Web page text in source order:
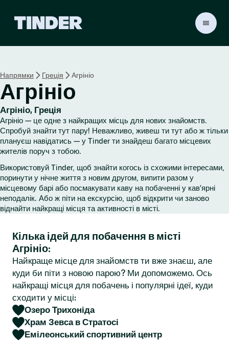
н
о
р
і
а
T
i
n
r
Напрямки Греція Агрініо
Агрініо
Агрініо, Греція
Агрініо — це одне з найкращих місць для нових знайомств.
Спробуй знайти тут пару! Неважливо, живеш ти тут або ж тільки
плануєш навідатись — у Tinder ти знайдеш багато місцевих
жителів поруч з тобою.
Використовуй Tinder, щоб знайти когось із схожими інтересами,
поринути у нічне життя з новим другом, випити разом у
місцевому барі або посмакувати каву на побаченні у кав'ярні
неподалік. Або ж піти на екскурсію, щоб відкрити чи заново
віднайти найкращі місця та активності в місті.
Кілька ідей для побачення в місті
Агрініо:
Найкраще місце для знайомств ти вже знаєш, але
куди би піти з новою парою? Ми допоможемо. Ось
найкращі місця для побачень і популярні ідеї, куди
сходити у місці:
Озеро Трихоніда
Храм Зевса в Стратосі
Емілеонський спортивний центр